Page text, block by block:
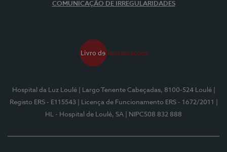
COMUNICAÇÃO DE IRREGULARIDADES
Hospital da Luz Loulé | Largo Tenente Cabeçadas, 8100-524 Loulé
Registo ERS - E115543
| Licença de Funcionamento ERS - 1672/2011
HL - Hospital de Loulé, SA
| NIPC508 832 888